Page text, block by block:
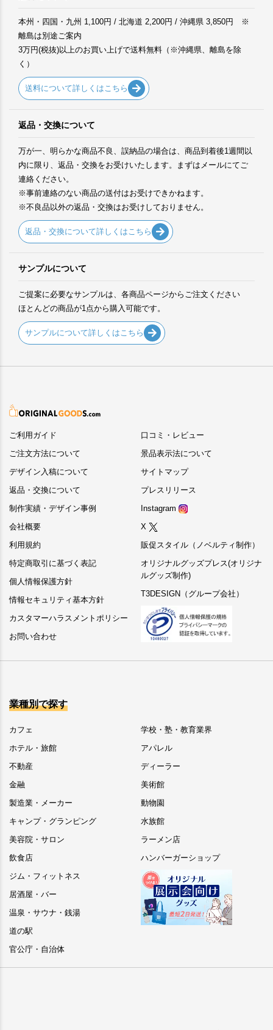
本州・四国・九州 1,100円 / 北海道 2,200円 / 沖縄県 3,850円 ※
離島は別途ご案内
3万円(税抜)以上のお買い上げで送料無料（※沖縄県、離島を除
く）
送料について詳しくはこちら
返品・交換について
万が一、明らかな商品不良、誤納品の場合は、商品到着後1週間以
内に限り、返品・交換をお受けいたします。まずはメールにてご
連絡ください。
※事前連絡のない商品の送付はお受けできかねます。
※不良品以外の返品・交換はお受けしておりません。
返品・交換について詳しくはこちら
サンプルについて
ご提案に必要なサンプルは、各商品ページからご注文ください
ほとんどの商品が1点から購入可能です。
サンプルについて詳しくはこちら
ご利用ガイド
ご注文方法について
デザイン入稿について
返品・交換について
制作実績・デザイン事例
会社概要
利用規約
特定商取引に基づく表記
個人情報保護方針
情報セキュリティ基本方針
カスタマーハラスメントポリシー
お問い合わせ
口コミ・レビュー
景品表示法について
サイトマップ
プレスリリース
Instagram
X
販促スタイル（ノベルティ制作）
オリジナルグッズプレス(オリジナ
ルグッズ制作)
T3DESIGN（グループ会社）
業種別で探す
カフェ
ホテル・旅館
不動産
金融
製造業・メーカー
キャンプ・グランピング
美容院・サロン
飲食店
ジム・フィットネス
居酒屋・バー
温泉・サウナ・銭湯
道の駅
官公庁・自治体
学校・塾・教育業界
アパレル
ディーラー
美術館
動物園
水族館
ラーメン店
ハンバーガーショップ